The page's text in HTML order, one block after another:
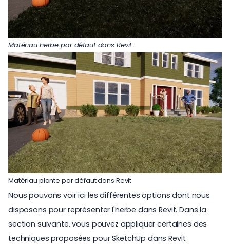
Matériau herbe par défaut dans Revit
Matériau plante par défaut dans Revit
Nous pouvons voir ici les différentes options dont nous
disposons pour représenter l'herbe dans Revit. Dans la
section suivante, vous pouvez appliquer certaines des
techniques proposées pour SketchUp dans Revit.